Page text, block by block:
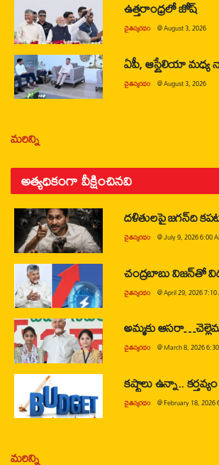
ఉత్తరాంధ్రలో జోష్
చైతన్యరధం @August 3, 2026
ఏపీ, ఆస్ట్రేలియా మధ్య
చైతన్యరధం @August 3, 2026
మరిన్ని
అత్యధికంగా వీక్షించినవి
దళితులపై జగన్‌ది
చైతన్యరధం @July 9, 2026 6:00
చంద్రబాబు విజన్‌తో
చైతన్యరధం @April 29, 2026
అమ్మకు
చైతన్యరధం @March 8, 2026
కష్టాలు ఉన్నా..
చైతన్యరధం @February 18, 2026
మరిన్ని